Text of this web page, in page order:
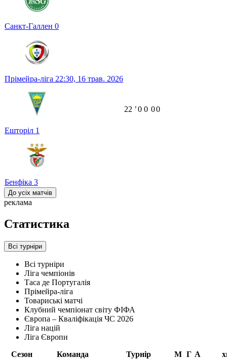
Санкт-Галлен 0
Прімейра-ліга 22:30, 16 трав. 2026
Ешторіл 1
Бенфіка 3
22 ʼ0 0 00
До усіх матчів
реклама
Статистика
Всі турніри
Всі турніри
Ліга чемпіонів
Таса де Португалія
Прімейра-ліга
Товариські матчі
Клубний чемпіонат світу ФІФА
Європа – Кваліфікація ЧС 2026
Ліга націй
Ліга Європи
Сезон
Команда Турнір М Г А